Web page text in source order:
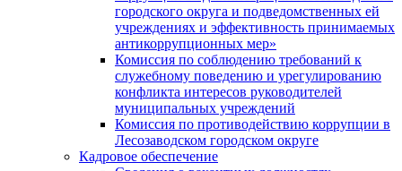
городского округа и подведомственных ей
учреждениях и эффективность принимаемых
антикоррупционных мер»
Комиссия по соблюдению требований к
служебному поведению и урегулированию
конфликта интересов руководителей
муниципальных учреждений
Комиссия по противодействию коррупции в
Лесозаводском городском округе
Кадровое обеспечение